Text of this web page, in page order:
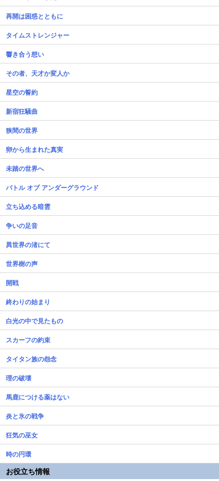
再開は困惑とともに
タイムストレンジャー
響き合う想い
その者、天才か変人か
星空の誓約
新宿狂騒曲
狭間の世界
卵から生まれた真実
未踏の世界へ
バトル オブ アンダーグラウンド
立ち込める暗雲
争いの足音
異世界の渚にて
世界樹の声
開戦
終わりの始まり
白光の中で見たもの
スカーフの約束
タイタン族の怨念
理の破壊
馬鹿につける薬はない
炎と氷の戦争
狂気の巫女
時の円環
お役立ち情報